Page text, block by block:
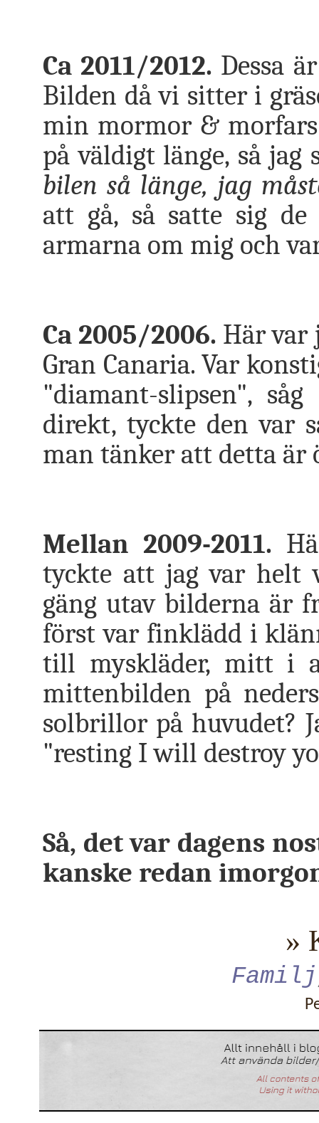
Ca 2011/2012. Dessa
Bilden då vi sitter i
min mormor &
på väldigt länge, så
bilen så länge, jag
att gå, så satte sig
armarna om mig och
Ca 2005/2006. Här var
Gran Canaria. Var
"diamant-slipsen",
direkt, tyckte den var
man tänker att detta är
Mellan 2009-2011.
tyckte att jag var helt
gäng utav bilderna är
först var finklädd i
till myskläder, mitt i
mittenbilden på
solbrillor på huvudet?
"resting I will destroy
Så, det var dagens
kanske redan
»
Familj